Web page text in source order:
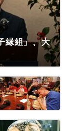
縁組」、大